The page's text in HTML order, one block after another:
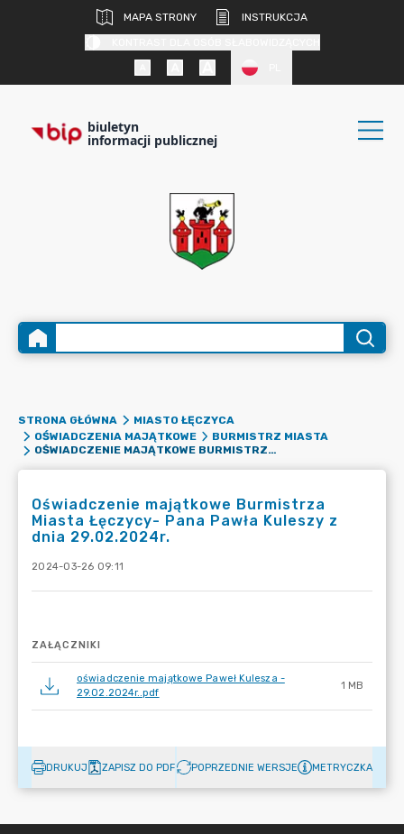
MAPA STRONY
INSTRUKCJA
biuletyn
informacji publicznej
STRONA GŁÓWNA
MIASTO ŁĘCZYCA
OŚWIADCZENIA MAJĄTKOWE
BURMISTRZ MIASTA
OŚWIADCZENIE MAJĄTKOWE BURMISTRZA MIASTA ŁĘCZYCY- PANA PAWŁA KULESZY Z DNIA 29.02.2024R.
Oświadczenie majątkowe Burmistrza
Miasta Łęczycy- Pana Pawła Kuleszy z
dnia 29.02.2024r.
2024-03-26 09:11
ZAŁĄCZNIKI
oświadczenie majątkowe Paweł Kulesza -
29.02.2024r..pdf
1 MB
DRUKUJ ZAPISZ DO PDF POPRZEDNIE WERSJE METRYCZKA